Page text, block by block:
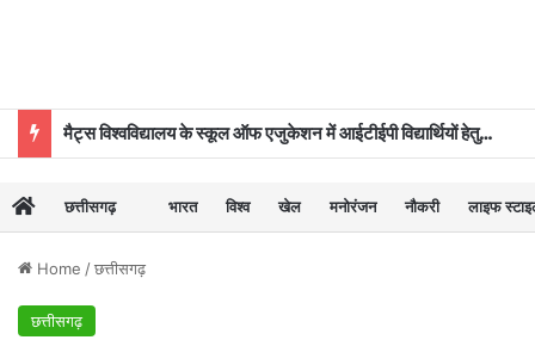
मैट्स विश्वविद्यालय के स्कूल ऑफ एजुकेशन में आईटीईपी विद्यार्थियों हेतु ‘दीक्षारंभ–2026’ का शुभारंभ
छत्तीसगढ़ भारत विश्व खेल मनोरंजन नौकरी लाइफ
Home /छत्तीसगढ़
छत्तीसगढ़